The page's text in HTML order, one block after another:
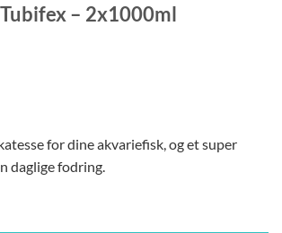
– 2x1000ml
for dine akvariefisk, og et super
daglige fodring.